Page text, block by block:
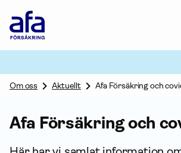
Försäkring
Om oss Aktuellt Afa Försäkring och
Afa För­säkring och